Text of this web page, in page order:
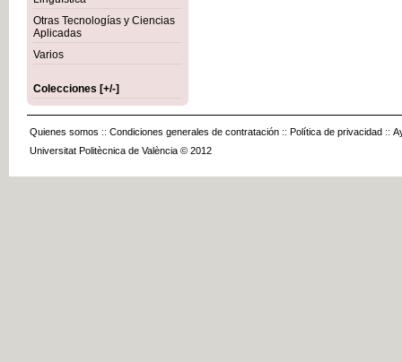
Otras Tecnologías y Ciencias
Aplicadas
Varios
Colecciones [+/-]
Quienes somos :: Condiciones generales de contratación :: Política de privacidad ::
Universitat Politècnica de València © 2012